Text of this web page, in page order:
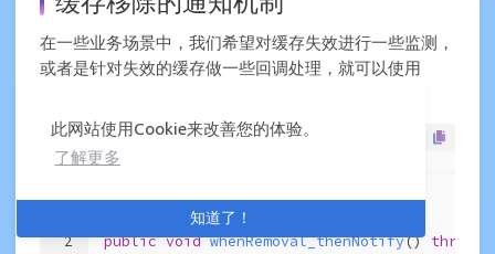
此网站使用Cookie来改善您的体验。
了解更多
知道了！
在一些业务场景中，我们希望对缓存失效进行一些监测，
或者是针对失效的缓存做一些回调处理，就可以使用
1
2
@Test
public void whenRemoval_thenNotify() throws